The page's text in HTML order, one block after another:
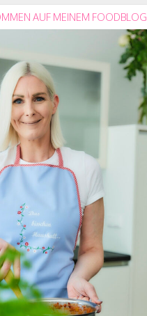
AUF MEINEM FOODBLOG